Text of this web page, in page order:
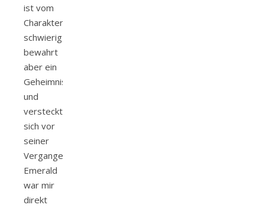
ist vom
Charakter
schwierig,
bewahrt
aber ein
Geheimnis
und
versteckt
sich vor
seiner
Vergangenheit.
Emerald
war mir
direkt